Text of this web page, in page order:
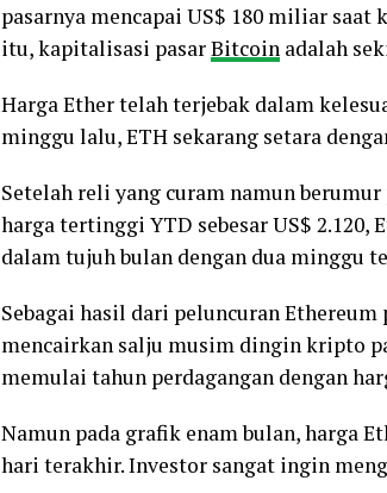
pasarnya mencapai US$ 180 miliar saat
itu, kapitalisasi pasarBitcoin adalah
Harga Ether telah terjebak dalam
minggu lalu, ETH sekarang setara
Setelah reli yang curam namun
harga tertinggi YTD sebesar US$
dalam tujuh bulan dengan dua minggu
Sebagai hasil dari peluncuran
mencairkan salju musim dingin kripto
memulai tahun perdagangan dengan
Namun pada grafik enam bulan, harga
hari terakhir. Investor sangat ingin